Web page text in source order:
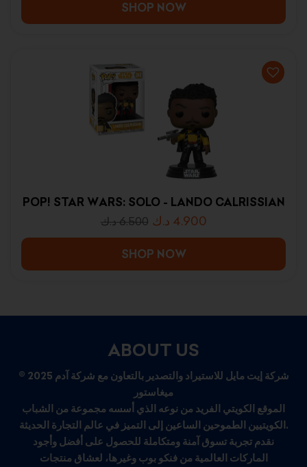
SHOP NOW
POP! STAR WARS: SOLO - LANDO CALRISSIAN
6.500 د.ك 4.900 د.ك
SHOP NOW
ABOUT US
© 2025 شركة إيت مايل للاستيراد والتصدير بالتعاون مع شركة آدم
ميغاستور
الموقع الكويتي الفريد من نوعه الذي أسسه مجموعة من الشباب
الكويتيين الطموحين الساعين إلى التميز في عالم التجارة الحديثة.
نقدم تجربة تسوق آمنة ومتكاملة للحصول على أفضل وأجود
الماركات العالمية من فنكو بوب وغيرها، لعشاق منتجات